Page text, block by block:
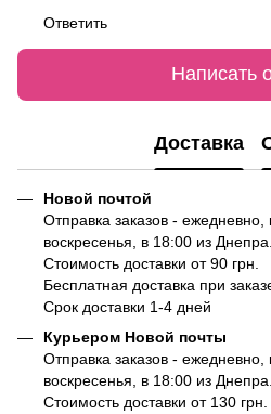
Ответить
Написать
Доставка
Новой почтой
Отправка заказов -
воскресенья, в 18:00 из Днепра.
Стоимость доставки от 90 грн.
Бесплатная доставка при
Срок доставки 1-4 дней
Курьером Новой почты
Отправка заказов -
воскресенья, в 18:00 из Днепра.
Стоимость доставки от 130 грн.